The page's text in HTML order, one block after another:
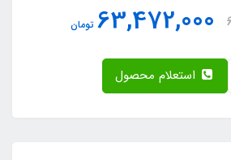
63,472,000 تومان